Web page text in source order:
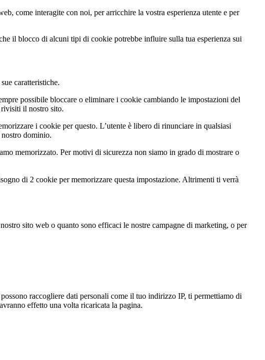
come interagite con noi, per arricchire la vostra esperienza utente e per
il blocco di alcuni tipi di cookie potrebbe influire sulla tua esperienza sui
caratteristiche.
possibile bloccare o eliminare i cookie cambiando le impostazioni del
rivisiti il nostro sito.
i cookie per questo. L’utente è libero di rinunciare in qualsiasi
dominio.
memorizzato. Per motivi di sicurezza non siamo in grado di mostrare o
di 2 cookie per memorizzare questa impostazione. Altrimenti ti verrà
sito web o quanto sono efficaci le nostre campagne di marketing, o per
raccogliere dati personali come il tuo indirizzo IP, ti permettiamo di
effetto una volta ricaricata la pagina.